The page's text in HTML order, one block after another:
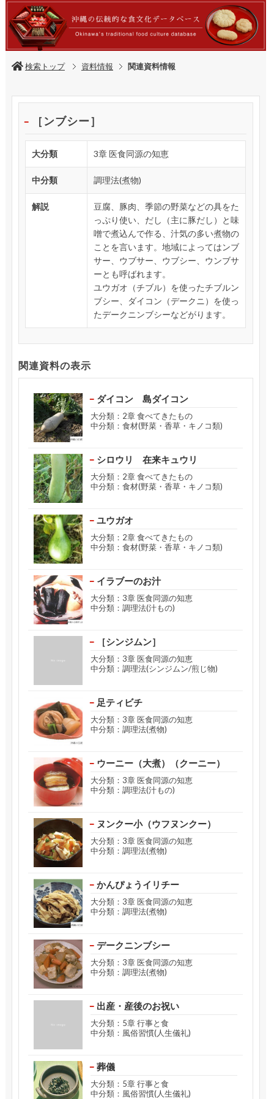
検索トップ 資料情報 関連資料情報
［ンブシー］
大分類 3章 医食同源の知恵
中分類 調理法(煮物)
解説
豆腐、豚肉、季節の野菜などの具をた
っぷり使い、だし（主に豚だし）と味
噌で煮込んで作る、汁気の多い煮物の
ことを言います。地域によってはンブ
サー、ウブサー、ウブシー、ウンブサ
ーとも呼ばれます。
ユウガオ（チブル）を使ったチブルン
ブシー、ダイコン（デークニ）を使っ
たデークニンブシーなどがります。
関連資料の表示
ダイコン 島ダイコン
大分類：2章 食べてきたもの
中分類：食材(野菜・香草・キノコ類)
シロウリ 在来キュウリ
大分類：2章 食べてきたもの
中分類：食材(野菜・香草・キノコ類)
ユウガオ
大分類：2章 食べてきたもの
中分類：食材(野菜・香草・キノコ類)
イラブーのお汁
大分類：3章 医食同源の知恵
中分類：調理法(汁もの)
［シンジムン］
大分類：3章 医食同源の知恵
中分類：調理法(シンジムン/煎じ物)
足ティビチ
大分類：3章 医食同源の知恵
中分類：調理法(煮物)
ウーニー（大煮）（クーニー）
大分類：3章 医食同源の知恵
中分類：調理法(汁もの)
ヌンクー小（ウフヌンクー）
大分類：3章 医食同源の知恵
中分類：調理法(煮物)
かんぴょうイリチー
大分類：3章 医食同源の知恵
中分類：調理法(煮物)
デークニンブシー
大分類：3章 医食同源の知恵
中分類：調理法(煮物)
出産・産後のお祝い
大分類：5章 行事と食
中分類：風俗習慣(人生儀礼)
葬儀
大分類：5章 行事と食
中分類：風俗習慣(人生儀礼)